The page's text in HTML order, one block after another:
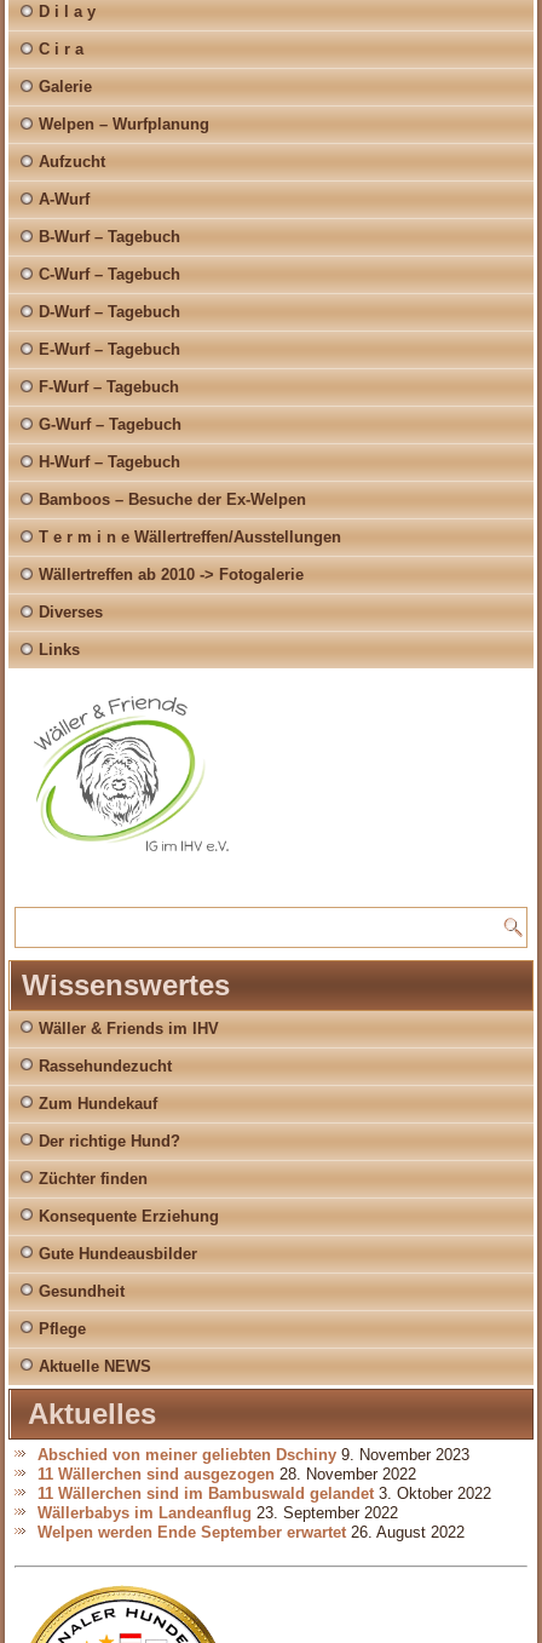
D i l a y
C i r a
Galerie
Welpen – Wurfplanung
Aufzucht
A-Wurf
B-Wurf – Tagebuch
C-Wurf – Tagebuch
D-Wurf – Tagebuch
E-Wurf – Tagebuch
F-Wurf – Tagebuch
G-Wurf – Tagebuch
H-Wurf – Tagebuch
Bamboos – Besuche der Ex-Welpen
T e r m i n e Wällertreffen/Ausstellungen
Wällertreffen ab 2010 -> Fotogalerie
Diverses
Links
Wissenswertes
Wäller & Friends im IHV
Rassehundezucht
Zum Hundekauf
Der richtige Hund?
Züchter finden
Konsequente Erziehung
Gute Hundeausbilder
Gesundheit
Pflege
Aktuelle NEWS
Aktuelles
Abschied von meiner geliebten Dschiny 9. November 2023
11 Wällerchen sind ausgezogen 28. November 2022
11 Wällerchen sind im Bambuswald gelandet 3. Oktober 2022
Wällerbabys im Landeanflug 23. September 2022
Welpen werden Ende September erwartet 26. August 2022